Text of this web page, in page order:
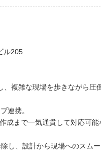
ル205
、複雑な現場を歩きながら圧
連携。
成まで一気通貫して対応可能
し、設計から現場へのスム